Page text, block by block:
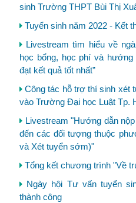
sinh Trường THPT Bùi Thị
Tuyển sinh năm 2022 - Kết
Livestream tìm hiểu về
học bổng, học phí và
đạt kết quả tốt nhất”
Công tác hỗ trợ thí sinh xét
vào Trường Đại học Luật Tp.
Livestream "Hướng dẫn
đến các đối tượng thuộc
và Xét tuyển sớm)"
Tổng kết chương trình "Về
Ngày hội Tư vấn tuyển
thành công